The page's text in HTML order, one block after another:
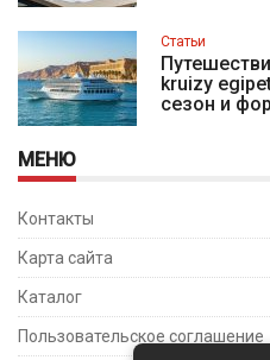
Статьи
kruizy
сезон и
МЕНЮ
Контакты
Карта сайта
Каталог
Пользовательское соглашение